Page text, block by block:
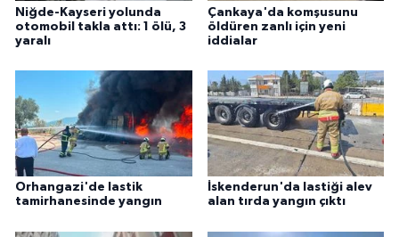
Niğde-Kayseri yolunda
otomobil takla attı: 1 ölü, 3
yaralı
Çankaya'da komşusunu
öldüren zanlı için yeni
iddialar
Orhangazi'de lastik
tamirhanesinde yangın
İskenderun'da lastiği alev
alan tırda yangın çıktı